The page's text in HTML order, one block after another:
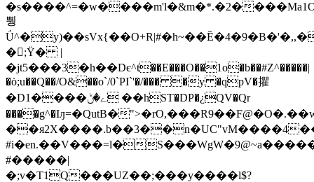
�s����^=�w����m'l�&m�*.�2�
뿽
�;Ϋ� |
�jt5���3�h��Dє^t��E���O��1o�b��#Z^�����|
�ȯ;u��Q��/O&��o`/0`PI`'�/��� �y �qpV�㩴
�D1����ے�ݨ ��hST�DP�¿QV�Qr
����g^�Iԓ=�QutB�
��я2X����.b��3��n�UC"vM����4
#i�en.��V���=l�
#�����|
�;v�T1Q���UZ��;���y����l$?